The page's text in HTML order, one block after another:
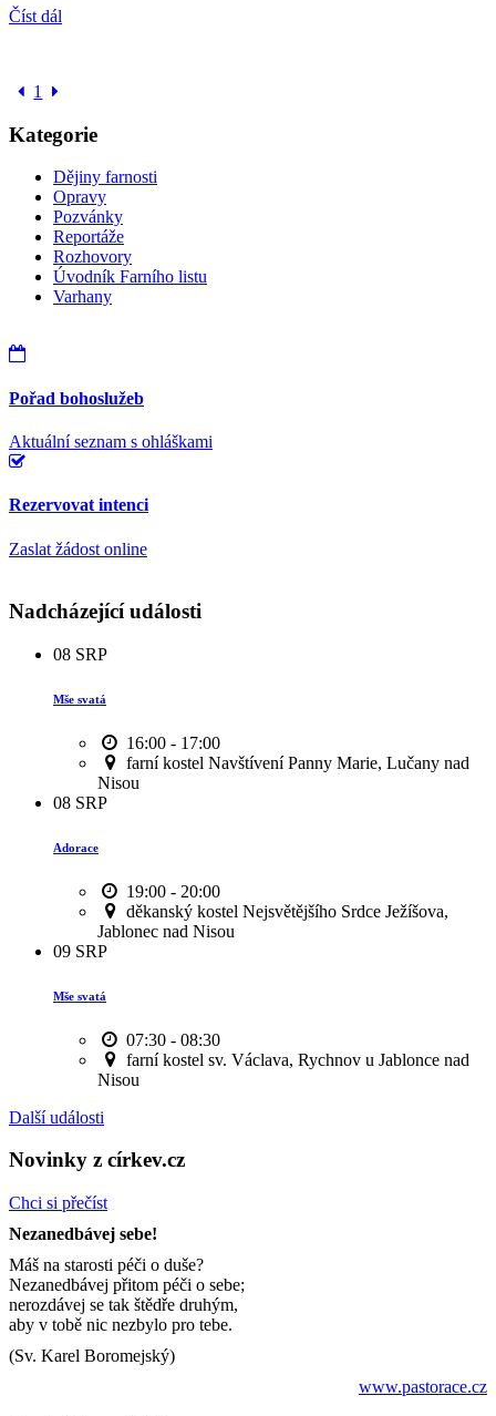
Číst dál
1
Kategorie
Dějiny farnosti
Opravy
Pozvánky
Reportáže
Rozhovory
Úvodník Farního listu
Varhany
Pořad bohoslužeb
Aktuální seznam s ohláškami
Rezervovat intenci
Zaslat žádost online
Nadcházející události
08 SRP
Mše svatá
16:00 - 17:00
farní kostel Navštívení Panny Marie, Lučany nad
Nisou
08 SRP
Adorace
19:00 - 20:00
děkanský kostel Nejsvětějšího Srdce Ježíšova,
Jablonec nad Nisou
09 SRP
Mše svatá
07:30 - 08:30
farní kostel sv. Václava, Rychnov u Jablonce nad
Nisou
Další události
Novinky z církev.cz
Chci si přečíst
Nezanedbávej sebe!
Máš na starosti péči o duše?
Nezanedbávej přitom péči o sebe;
nerozdávej se tak štědře druhým,
aby v tobě nic nezbylo pro tebe.
(Sv. Karel Boromejský)
www.pastorace.cz